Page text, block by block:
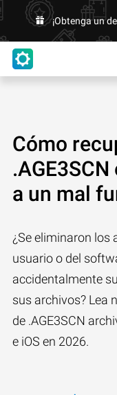
¡Obtenga un
Cómo
a un mal
¿Se eliminaron los
usuario o del
accidentalmente
sus archivos? Lea
de .AGE3SCN
e iOS en 2026.